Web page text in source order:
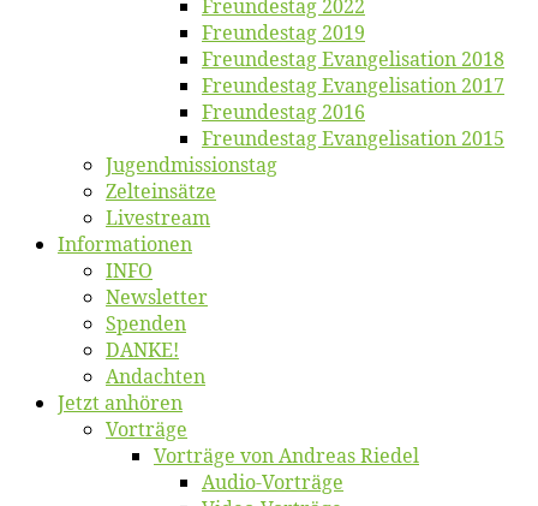
Freun­des­tag 2022
Freun­des­tag 2019
Freun­des­tag Evan­ge­li­sa­ti­on 2018
Freun­des­tag Evan­ge­li­sa­ti­on 2017
Freun­des­tag 2016
Freun­des­tag Evan­ge­li­sa­ti­on 2015
Jugend­mis­sions­tag
Zelt­ein­sät­ze
Live­stream
Informatio­nen
INFO
News­let­ter
Spen­den
DANKE!
An­dach­ten
Jetzt an­hö­ren
Vor­trä­ge
Vor­trä­ge von An­dre­as Riedel
Au­dio-Vor­trä­ge